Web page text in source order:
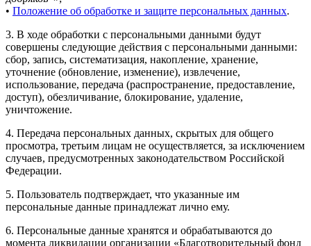
• Положение об обработке и защите персональных данных.
3. В ходе обработки с персональными данными будут
совершены следующие действия с персональными данными:
сбор, запись, систематизация, накопление, хранение,
уточнение (обновление, изменение), извлечение,
использование, передача (распространение, предоставление,
доступ), обезличивание, блокирование, удаление,
уничтожение.
4. Передача персональных данных, скрытых для общего
просмотра, третьим лицам не осуществляется, за исключением
случаев, предусмотренных законодательством Российской
Федерации.
5. Пользователь подтверждает, что указанные им
персональные данные принадлежат лично ему.
6. Персональные данные хранятся и обрабатываются до
момента ликвидации организации «Благотворительный фонд